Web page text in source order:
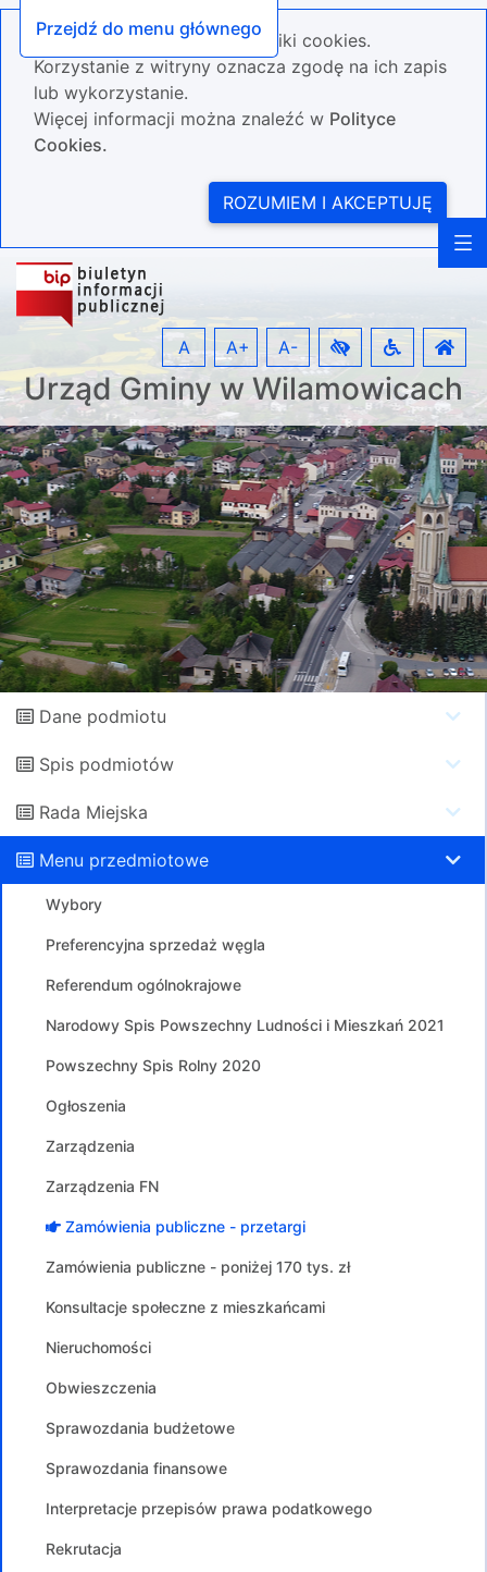
Przejdź do menu głównego
Nasza strona wykorzystuje pliki cookies.
Korzystanie z witryny oznacza zgodę na ich zapis
lub wykorzystanie.
Więcej informacji można znaleźć w Polityce
Cookies.
ROZUMIEM I AKCEPTUJĘ
Urząd Gminy w Wilamowicach
A A+ A-
Dane podmiotu
Spis podmiotów
Rada Miejska
Menu przedmiotowe
Wybory
Preferencyjna sprzedaż węgla
Referendum ogólnokrajowe
Narodowy Spis Powszechny Ludności i Mieszkań 2021
Powszechny Spis Rolny 2020
Ogłoszenia
Zarządzenia
Zarządzenia FN
Zamówienia publiczne - przetargi
Zamówienia publiczne - poniżej 170 tys. zł
Konsultacje społeczne z mieszkańcami
Nieruchomości
Obwieszczenia
Sprawozdania budżetowe
Sprawozdania finansowe
Interpretacje przepisów prawa podatkowego
Rekrutacja